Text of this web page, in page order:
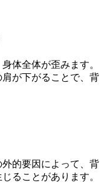
体全体が歪みます。
が下がることで、背
的要因によって、背
ることがあります。